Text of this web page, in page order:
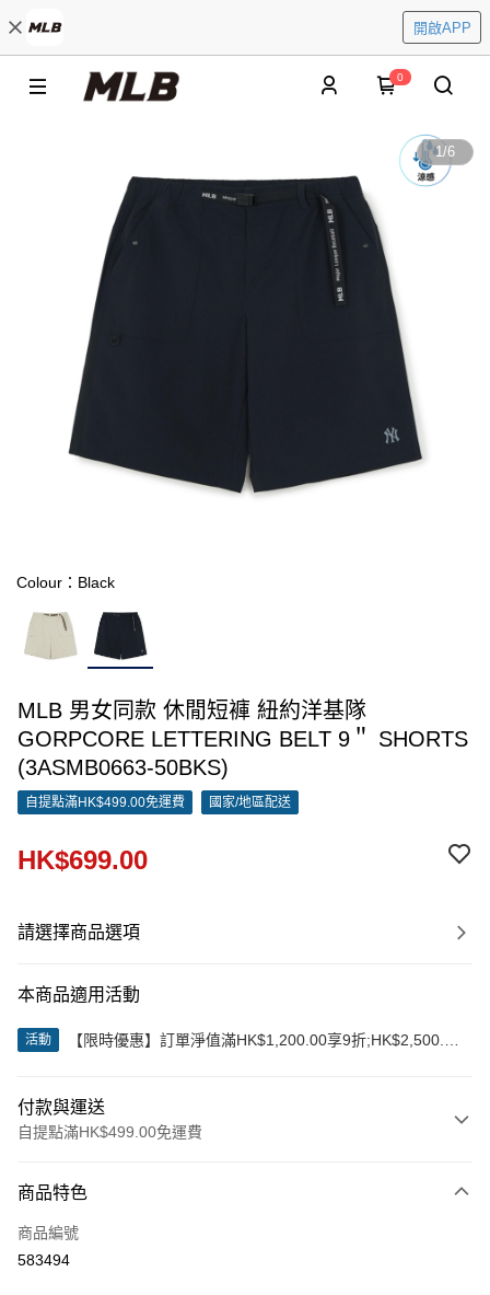
開啟APP
0
1/6
Colour：Black
MLB 男女同款 休閒短褲 紐約洋基隊
GORPCORE LETTERING BELT 9＂ SHORTS
(3ASMB0663-50BKS)
自提點滿HK$499.00免運費 國家/地區配送
HK$699.00
請選擇商品選項
本商品適用活動
活動
【限時優惠】訂單淨值滿HK$1,200.00享9折;HK$2,500.00
付款與運送
自提點滿HK$499.00免運費
信用卡
Apple Pay
商品特色
商品編號
583494